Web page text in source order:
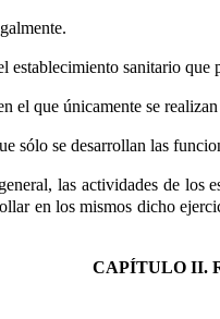
sanitario
el que únicamente se
sólo se desarrollan las
las actividades de
en los mismos dicho
CAPÍTULO II.